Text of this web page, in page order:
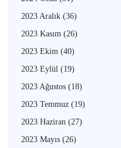
2023 Aralık (36)
2023 Kasım (26)
2023 Ekim (40)
2023 Eylül (19)
2023 Ağustos (18)
2023 Temmuz (19)
2023 Haziran (27)
2023 Mayıs (26)